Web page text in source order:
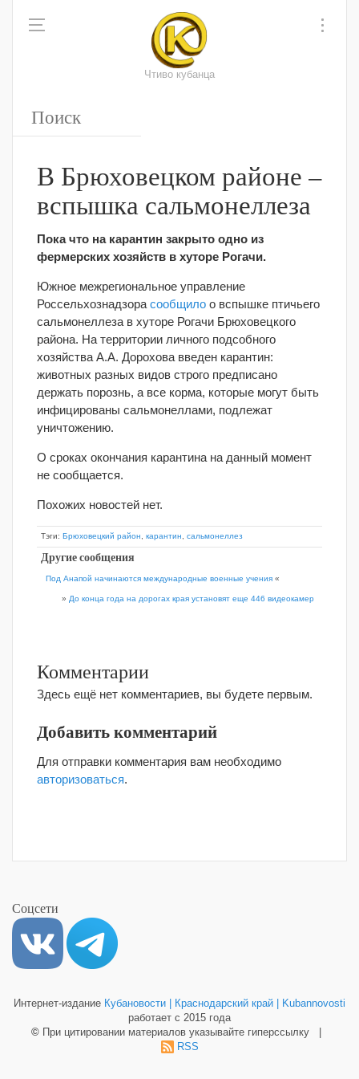
Чтиво кубанца
В Брюховецком районе –
вспышка сальмонеллеза
Пока что на карантин закрыто одно из
фермерских хозяйств в хуторе Рогачи.
Южное межрегиональное управление
Россельхознадзора сообщило о вспышке птичьего
сальмонеллеза в хуторе Рогачи Брюховецкого
района. На территории личного подсобного
хозяйства А.А. Дорохова введен карантин:
животных разных видов строго предписано
держать порознь, а все корма, которые могут быть
инфицированы сальмонеллами, подлежат
уничтожению.
О сроках окончания карантина на данный момент
не сообщается.
Похожих новостей нет.
Тэги: Брюховецкий район карантин сальмонеллез
Другие сообщения
Под Анапой начинаются международные военные учения «
» До конца года на дорогах края установят еще 446 видеокамер
Комментарии
Здесь ещё нет комментариев, вы будете первым.
Добавить комментарий
Для отправки комментария вам необходимо
авторизоваться.
Соцсети
Интернет-издание Кубановости | Краснодарский край | Kubannovosti
работает с 2015 года
© При цитировании материалов указывайте гиперссылку |
RSS